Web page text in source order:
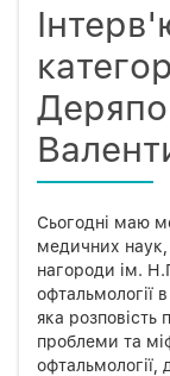
Сьогодні маю
медичних наук,
нагороди ім.
офтальмології
яка розповість
проблеми та
офтальмології,